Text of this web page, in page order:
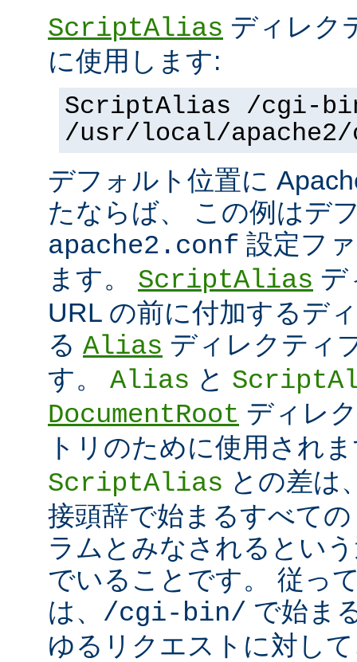
ScriptAlias ディレク
に使用します:
ScriptAlias /cgi-
/usr/local/
デフォルト位置に
たならば、 この例はデ
apache2.conf 設定フ
ます。 ScriptAlias デ
URL の前に付加するデ
る Alias ディレクティ
す。 Alias と
DocumentRoot ディレ
トリのために使用され
ScriptAlias との差は
接頭辞で始まるすべて
ラムとみなされるとい
でいることです。 従っ
は、 /cgi-bin/ で始ま
ゆるリクエストに対し